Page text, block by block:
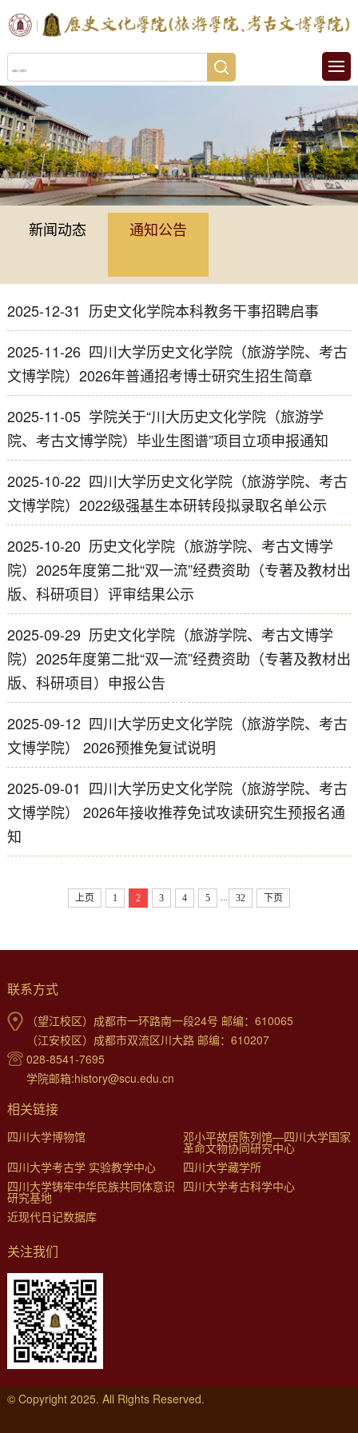
新闻动态 通知公告
2025-12-31 历史文化学院本科教务干事招聘启事
2025-11-26 四川大学历史文化学院（旅游学院、考古
文博学院）2026年普通招考博士研究生招生简章
2025-11-05 学院关于“川大历史文化学院（旅游学
院、考古文博学院）毕业生图谱”项目立项申报通知
2025-10-22 四川大学历史文化学院（旅游学院、考古
文博学院）2022级强基生本研转段拟录取名单公示
2025-10-20 历史文化学院（旅游学院、考古文博学
院）2025年度第二批“双一流”经费资助（专著及教材出
版、科研项目）评审结果公示
2025-09-29 历史文化学院（旅游学院、考古文博学
院）2025年度第二批“双一流”经费资助（专著及教材出
版、科研项目）申报公告
2025-09-12 四川大学历史文化学院（旅游学院、考古
文博学院） 2026预推免复试说明
2025-09-01 四川大学历史文化学院（旅游学院、考古
文博学院） 2026年接收推荐免试攻读研究生预报名通
知
上页 1 2 3 4 5 32 下页
联系方式
（望江校区）成都市一环路南一段24号 邮编：610065
（江安校区）成都市双流区川大路 邮编：610207
028-8541-7695
学院邮箱:history@scu.edu.cn
相关链接
四川大学博物馆 邓小平故居陈列馆—四川大学国家
革命文物协同研究中心
四川大学考古学 实验教学中心
四川大学藏学所
四川大学铸牢中华民族共同体意识
研究基地
四川大学考古科学中心
近现代日记数据库
关注我们
© Copyright 2025. All Rights Reserved.